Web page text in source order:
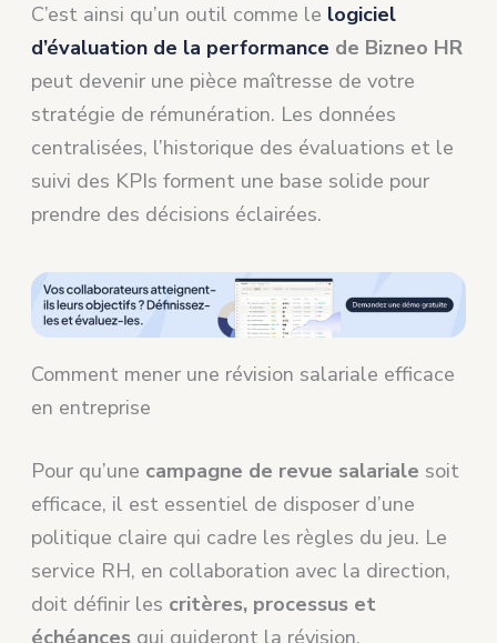
C’est ainsi qu’un outil comme le logiciel
d’évaluation de la performance de Bizneo HR
peut devenir une pièce maîtresse de votre
stratégie de rémunération. Les données
centralisées, l’historique des évaluations et le
suivi des KPIs forment une base solide pour
prendre des décisions éclairées.
Comment mener une révision salariale efficace
en entreprise
Pour qu’une campagne de revue salariale soit
efficace, il est essentiel de disposer d’une
politique claire qui cadre les règles du jeu. Le
service RH, en collaboration avec la direction,
doit définir les critères, processus et
échéances qui guideront la révision.